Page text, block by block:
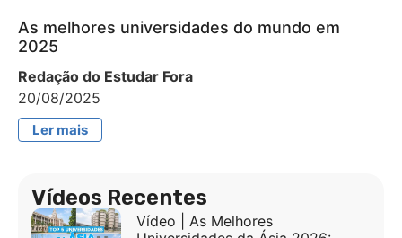
As melhores universidades do mundo em
2025
Redação do Estudar Fora
20/08/2025
Ler mais
Vídeos Recentes
Vídeo | As Melhores